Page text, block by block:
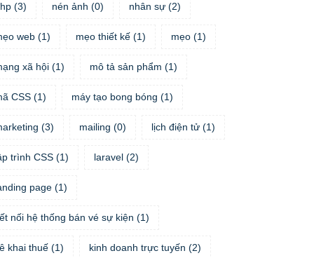
(3) nén ảnh (0) nhân sự (2)
web (1) mẹo thiết kế (1) mẹo (1)
xã hội (1) mô tả sản phẩm (1)
CSS (1) máy tạo bong bóng (1)
(3) mailing (0) lịch điện tử (1)
trình CSS (1) laravel (2)
page (1)
nối hệ thống bán vé sự kiện (1)
khai thuế (1) kinh doanh trực tuyến (2)